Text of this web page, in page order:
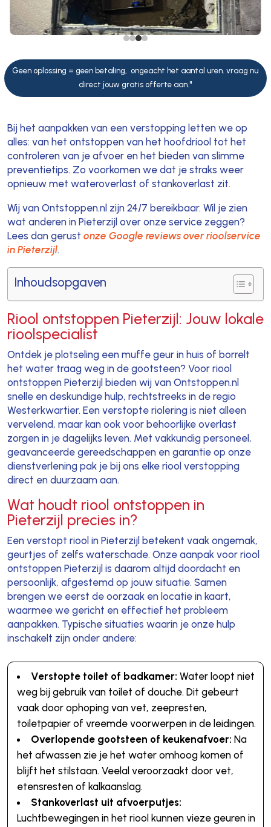
Geen oplossing = geen betaling, ongeacht het aantal uren. vraag nu
direct jouw gratis offerte aan."
Bij het aanpakken van een verstopping letten we op
alles: van het ontstoppen van het hoofdriool tot het
controleren van je afvoer en het bieden van slimme
preventietips. Zo voorkomen we dat je straks weer
opnieuw met wateroverlast of stankoverlast zit.
Wij van Ontstoppen.nl zijn 24/7 bereikbaar. Wil je zien
wat anderen in Pieterzijl over onze service zeggen?
Lees dan gerust onze Google reviews over rioolservice
in Pieterzijl.
Inhoudsopgaven
Riool ontstoppen Pieterzijl: Jouw lokale
rioolspecialist
Ontdek je plotseling een muffe geur in huis of borrelt
het water traag weg in de gootsteen? Voor riool
ontstoppen Pieterzijl bieden wij van Ontstoppen.nl
snelle en deskundige hulp, rechtstreeks in de regio
Westerkwartier. Een verstopte riolering is niet alleen
vervelend, maar kan ook voor behoorlijke overlast
zorgen in je dagelijks leven. Met vakkundig personeel,
geavanceerde gereedschappen en garantie op onze
dienstverlening pak je bij ons elke riool verstopping
direct en duurzaam aan.
Wat houdt riool ontstoppen in
Pieterzijl precies in?
Een verstopt riool in Pieterzijl betekent vaak ongemak,
geurtjes of zelfs waterschade. Onze aanpak voor riool
ontstoppen Pieterzijl is daarom altijd doordacht en
persoonlijk, afgestemd op jouw situatie. Samen
brengen we eerst de oorzaak en locatie in kaart,
waarmee we gericht en effectief het probleem
aanpakken. Typische situaties waarin je onze hulp
inschakelt zijn onder andere:
Verstopte toilet of badkamer: Water loopt niet
weg bij gebruik van toilet of douche. Dit gebeurt
vaak door ophoping van vet, zeepresten,
toiletpapier of vreemde voorwerpen in de leidingen.
Overlopende gootsteen of keukenafvoer: Na
het afwassen zie je het water omhoog komen of
blijft het stilstaan. Veelal veroorzaakt door vet,
etensresten of kalkaanslag.
Stankoverlast uit afvoerputjes:
Luchtbewegingen in het riool kunnen vieze geuren in